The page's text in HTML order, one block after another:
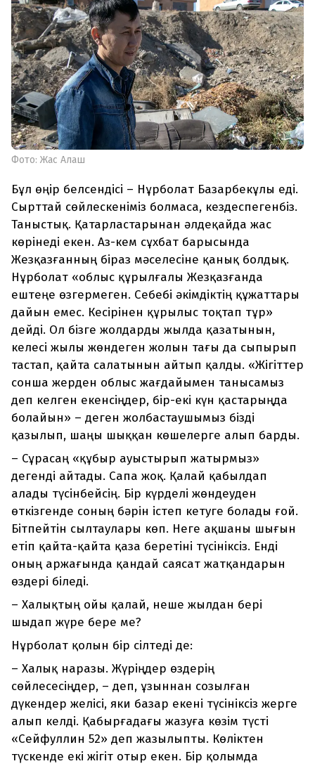
Фото: Жас Алаш
Бұл өңір белсендісі – Нұрболат Базарбекұлы еді.
Сырттай сөйлескеніміз болмаса, кездеспегенбіз.
Таныстық. Қатарластарынан әлдеқайда жас
көрінеді екен. Аз-кем сұхбат барысында
Жезқазғанның біраз мәселесіне қанық болдық.
Нұрболат «облыс құрылғалы Жезқазғанда
ештеңе өзгермеген. Себебі әкімдіктің құжаттары
дайын емес. Кесірінен құрылыс тоқтап тұр»
дейді. Ол бізге жолдарды жылда қазатынын,
келесі жылы жөндеген жолын тағы да сыпырып
тастап, қайта салатынын айтып қалды. «Жігіттер
сонша жерден облыс жағдайымен танысамыз
деп келген екенсіңдер, бір-екі күн қастарыңда
болайын» – деген жолбастаушымыз бізді
қазылып, шаңы шыққан көшелерге алып барды.
– Сұрасаң «құбыр ауыстырып жатырмыз»
дегенді айтады. Сапа жоқ. Қалай қабылдап
алады түсінбейсің. Бір күрделі жөндеуден
өткізгенде соның бәрін істеп кетуге болады ғой.
Бітпейтін сылтаулары көп. Неге ақшаны шығын
етіп қайта-қайта қаза беретіні түсініксіз. Енді
оның аржағында қандай саясат жатқандарын
өздері біледі.
– Халықтың ойы қалай, неше жылдан бері
шыдап жүре бере ме?
Нұрболат қолын бір сілтеді де:
– Халық наразы. Жүріңдер өздерің
сөйлесесіңдер, – деп, ұзыннан созылған
дүкендер желісі, яки базар екені түсініксіз жерге
алып келді. Қабырғадағы жазуға көзім түсті
«Сейфуллин 52» деп жазылыпты. Көліктен
түскенде екі жігіт отыр екен. Бір қолымда